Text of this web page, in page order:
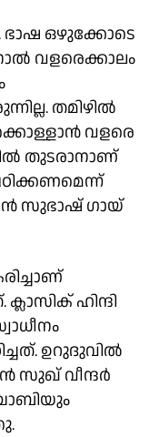
ഭാഷ ഒഴുക്കോടെ
വളരെക്കാലം
തമിഴില്‍
വളരെ
തുടരാനാണ്
സുഭാഷ് ഗായ്
ഹിന്ദി
ഉറുദുവില്‍
സുഖ് വീന്ദര്‍